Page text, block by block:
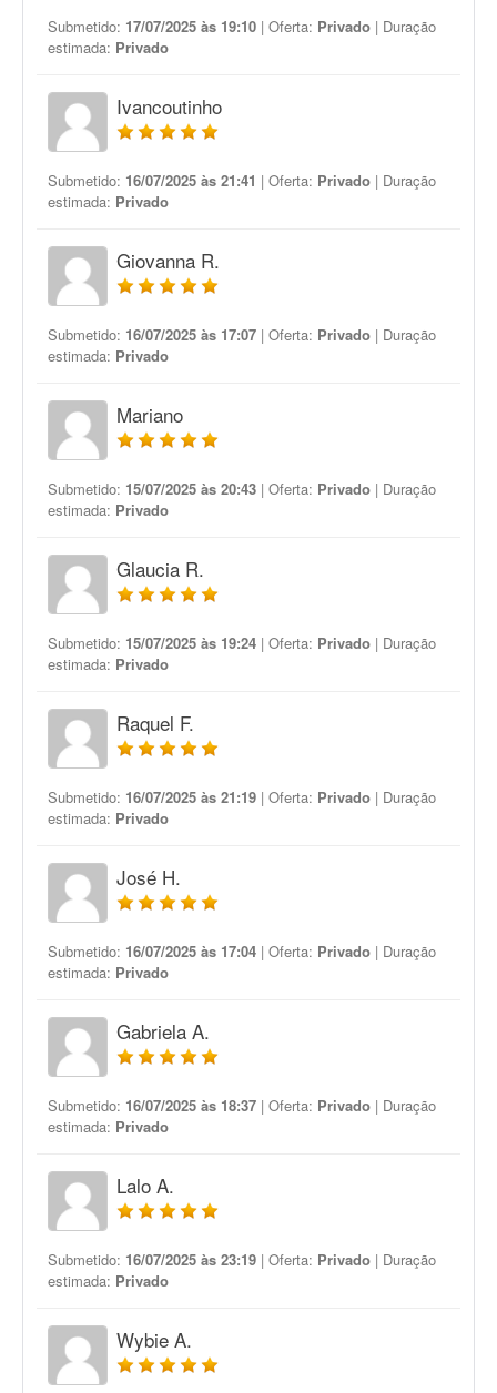
Submetido: 17/07/2025 às 19:10 | Oferta: Privado | Duração
estimada: Privado
Ivancoutinho
Submetido: 16/07/2025 às 21:41 | Oferta: Privado | Duração
estimada: Privado
Giovanna R.
Submetido: 16/07/2025 às 17:07 | Oferta: Privado | Duração
estimada: Privado
Mariano
Submetido: 15/07/2025 às 20:43 | Oferta: Privado | Duração
estimada: Privado
Glaucia R.
Submetido: 15/07/2025 às 19:24 | Oferta: Privado | Duração
estimada: Privado
Raquel F.
Submetido: 16/07/2025 às 21:19 | Oferta: Privado | Duração
estimada: Privado
José H.
Submetido: 16/07/2025 às 17:04 | Oferta: Privado | Duração
estimada: Privado
Gabriela A.
Submetido: 16/07/2025 às 18:37 | Oferta: Privado | Duração
estimada: Privado
Lalo A.
Submetido: 16/07/2025 às 23:19 | Oferta: Privado | Duração
estimada: Privado
Wybie A.